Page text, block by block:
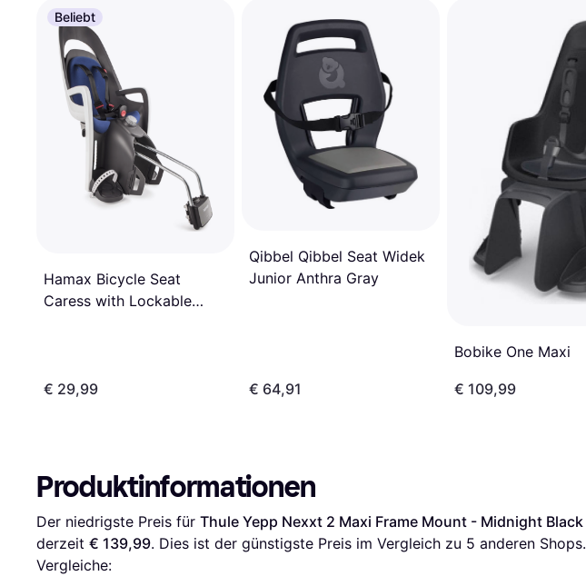
Beliebt
Hamax Bicycle Seat
Caress with Lockable
€ 29,99
Qibbel Qibbel Seat Widek
Junior Anthra Gray
€ 64,91
Bobike One Maxi
€ 109,99
Produktinformationen
Der niedrigste Preis für Thule Yepp Nexxt 2 Maxi Frame Mount - Midnight Black
derzeit € 139,99. Dies ist der günstigste Preis im Vergleich zu 5 anderen Shops.
Vergleiche: